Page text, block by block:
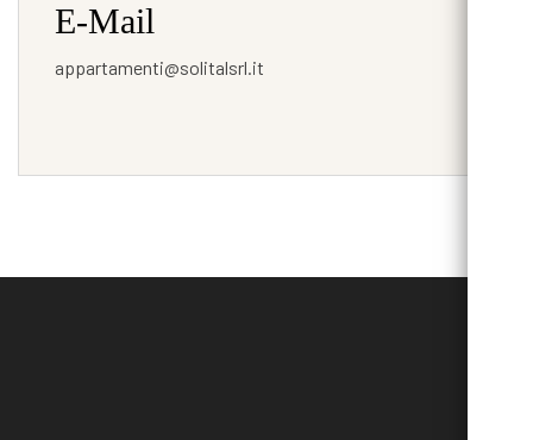
E-Mail
appartamenti@solitalsrl.it